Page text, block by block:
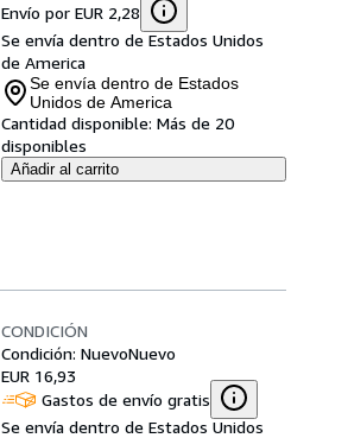
Envío por EUR 2,28
Se envía dentro de Estados Unidos
de America
Se envía dentro de Estados
Unidos de America
Cantidad disponible: Más de 20
disponibles
Añadir al carrito
CONDICIÓN
Condición: NuevoNuevo
EUR 16,93
Gastos de envío gratis
Se envía dentro de Estados Unidos